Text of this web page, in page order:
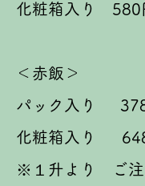
化粧箱入り 580
＜赤飯＞
パック入り
化粧箱入り
648
※１升より ご注